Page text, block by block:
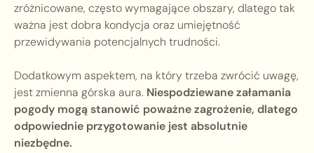
zróżnicowane, często wymagające obszary, dlatego tak
ważna jest dobra kondycja oraz umiejętność
przewidywania potencjalnych trudności.
Dodatkowym aspektem, na który trzeba zwrócić uwagę,
jest zmienna górska aura. Niespodziewane załamania
pogody mogą stanowić poważne zagrożenie, dlatego
odpowiednie przygotowanie jest absolutnie
niezbędne.